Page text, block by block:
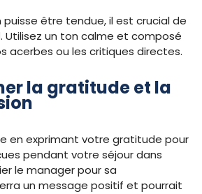
être tendue, il est crucial de
Utilisez un ton calme et composé
acerbes ou les critiques directes.
la gratitude et la
en exprimant votre gratitude pour
pendant votre séjour dans
le manager pour sa
un message positif et pourrait